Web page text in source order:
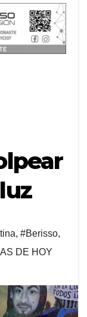
, #Berisso,
DE HOY